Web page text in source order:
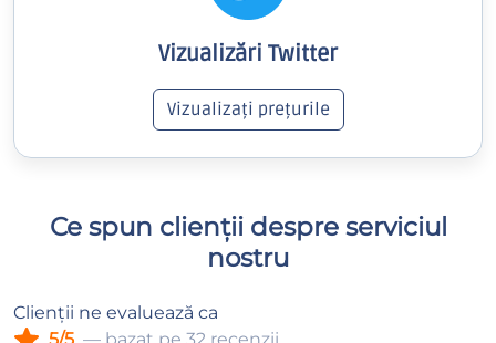
Vizualizări Twitter
Vizualizați prețurile
Ce spun clienții despre serviciul
nostru
Clienții ne evaluează ca